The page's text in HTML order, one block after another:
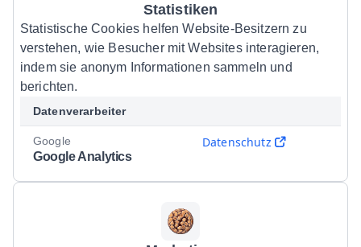
Statistiken
Statistische Cookies helfen Website-Besitzern zu
verstehen, wie Besucher mit Websites interagieren,
indem sie anonym Informationen sammeln und
berichten.
Datenverarbeiter
Google
Google Analytics
Datenschutz